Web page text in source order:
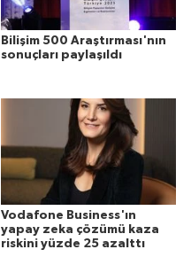
Bilişim 500 Araştırması'nın
sonuçları paylaşıldı
Vodafone Business'ın
yapay zeka çözümü kaza
riskini yüzde 25 azalttı